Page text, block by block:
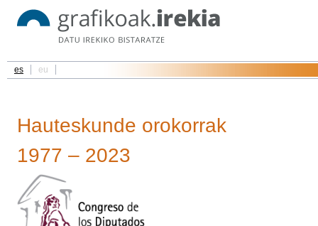
es eu
Hauteskunde orokorrak
1977 – 2023